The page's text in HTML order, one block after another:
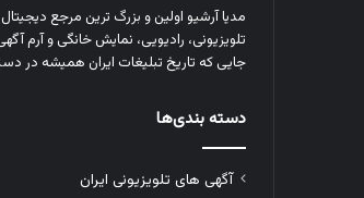
مدیا آرشیو اولین و بزرگ‌ ترین مرجع
تلویزیونی، رادیویی، نمایش خانگی و آرم‌
جایی که تاریخ تبلیغات ایران همیشه در
دسته بندی‌ها
آگهی های تلویزیونی ایران